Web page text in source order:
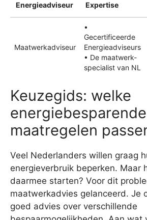
Energieadviseur Expertise
Maatwerkadviseur
•
Gecertificeerde
Energieadviseurs
• De maatwerk-
specialist van NL
Keuzegids: welke
energiebesparende
maatregelen
Veel Nederlanders willen graag
energieverbruik beperken. Maar
daarmee starten? Voor dit
maatwerkadvies gelanceerd. Je
goed advies over verschillende